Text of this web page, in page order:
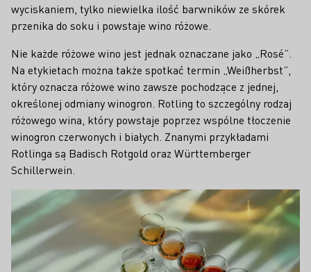
wyciskaniem, tylko niewielka ilość barwników ze skórek
przenika do soku i powstaje wino różowe.
Nie każde różowe wino jest jednak oznaczane jako „Rosé”.
Na etykietach można także spotkać termin „Weißherbst”,
który oznacza różowe wino zawsze pochodzące z jednej,
określonej odmiany winogron. Rotling to szczególny rodzaj
różowego wina, który powstaje poprzez wspólne tłoczenie
winogron czerwonych i białych. Znanymi przykładami
Rotlinga są Badisch Rotgold oraz Württemberger
Schillerwein.
Czy istnieją specjalne odmiany
winogron do produkcji win
różowych?
Nie, w zasadzie wszystkie odmiany
czerwonych winogron nadają się do
produkcji wina różowego.
Teaser